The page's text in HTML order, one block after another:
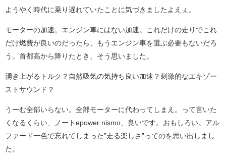
ようやく時代に乗り遅れていたことに気づきましたよえぇ。
モーターの加速。エンジン車にはない加速。これだけの走りでこれ
だけ燃費が良いのだったら、もうエンジン車を選ぶ必要もないだろ
う。首都高から降りたとき、そう思いました。
湧き上がるトルク？自然吸気の気持ち良い加速？刺激的なエキゾー
ストサウンド？
うーむ全部いらない。全部モーターに代わってしまえ。って言いた
くなるくらい、ノートepower nismo、良いです。おもしろい。アル
ファード一色で忘れてしまった”走る楽しさ”ってのを思い出しまし
た。